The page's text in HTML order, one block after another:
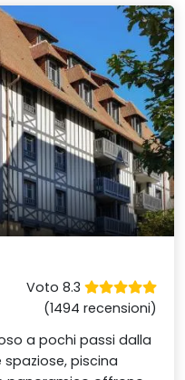
Voto 8.3
(1494 recensioni)
a pochi passi dalla
spaziose, piscina